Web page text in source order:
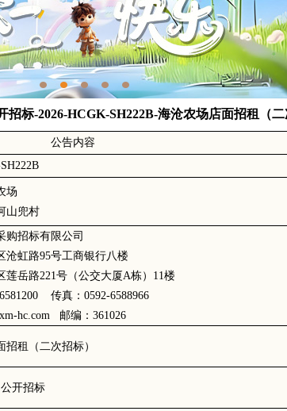
招标-2026-HCGK-SH222B-海沧农场店面招租（二
公告内容
场
山兜村
购招标有限公司
沧虹路95号工商银行八楼
莲岳路221号（公交大厦A栋）11楼
6581200 传真：0592-6588966
hc.com 邮编： 361026
招租（二次招标）
公开招标